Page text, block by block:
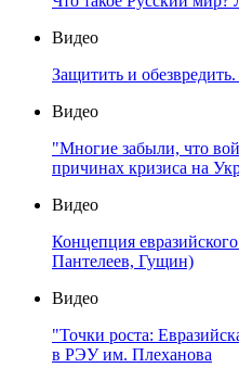
Видео
Защитить и
Видео
"Многие забыли, что
причинах кризиса на
Видео
Концепция
Пантелеев, Гущин)
Видео
"Точки роста:
в РЭУ им. Плеханова